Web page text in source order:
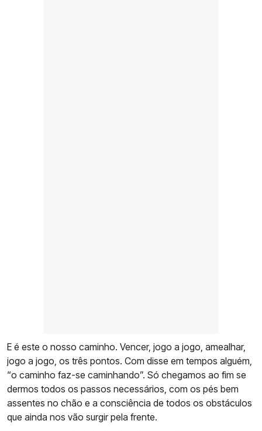
E é este o nosso caminho. Vencer, jogo a jogo, amealhar,
jogo a jogo, os três pontos. Com disse em tempos alguém,
“o caminho faz-se caminhando”. Só chegamos ao fim se
dermos todos os passos necessários, com os pés bem
assentes no chão e a consciência de todos os obstáculos
que ainda nos vão surgir pela frente.